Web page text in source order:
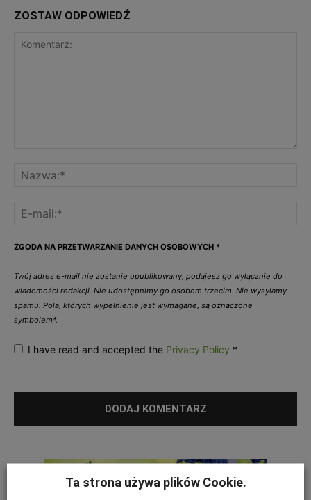
ZOSTAW ODPOWIEDŹ
ZGODA NA PRZETWARZANIE DANYCH OSOBOWYCH *
Twój adres e-mail nie zostanie opublikowany, podajesz go wyłącznie do
wiadomości redakcji. Nie udostępnimy go osobom trzecim. Nie wysyłamy
spamu. Pola, których wypełnienie jest wymagane, są oznaczone
symbolem*.
I have read and accepted the Privacy Policy *
Ta strona używa plików Cookie.